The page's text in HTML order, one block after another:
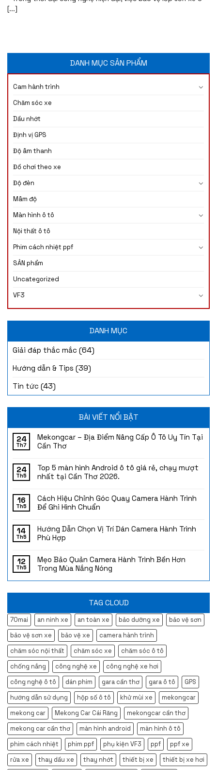
[...]
DANH MỤC SẢN PHẨM
Cam hành trình
Chăm sóc xe
Dầu nhớt
Định vị GPS
Độ âm thanh
Đồ chơi theo xe
Độ đèn
Mâm độ
Màn hình ô tô
Nội thất ô tô
Phim cách nhiệt ppf
SẢN phẩm
Uncategorized
VF3
DANH MỤC
Giải đáp thắc mắc (64)
Hướng dẫn & Tips (39)
Tin tức (43)
BÀI VIẾT NỔI BẬT
24
Th7
Mekongcar – Địa Điểm Nâng Cấp Ô Tô Uy Tín Tại
Cần Thơ
24
Th5
Top 5 màn hình Android ô tô giá rẻ, chạy mượt
nhất tại Cần Thơ 2026.
16
Th5
Cách Hiệu Chỉnh Góc Quay Camera Hành Trình
Để Ghi Hình Chuẩn
14
Th5
Hướng Dẫn Chọn Vị Trí Dán Camera Hành Trình
Phù Hợp
12
Th5
Mẹo Bảo Quản Camera Hành Trình Bền Hơn
Trong Mùa Nắng Nóng
TAG CLOUD
70mai an ninh xe an toàn xe bảo dưỡng xe
bảo vệ sơn
bảo vệ sơn xe
bảo vệ xe
camera hành trình
chăm sóc nội thất
chăm sóc xe
chăm sóc ô tô
chống nắng
công nghệ xe
công nghệ xe hơi
công nghệ ô tô
dán phim gara cần thơ gara ô tô
GPS
hướng dẫn sử dụng
hộp số ô tô khử mùi xe
mekongcar
mekong car
Mekong Car Cái Răng
mekongcar cần thơ
mekong car cần thơ
màn hình android
màn hình ô tô
phim cách nhiệt
phim ppf phụ kiện VF3 ppf
ppf xe
rửa xe
thay dầu xe thay nhớt thiết bị xe
thiết bị xe hơi